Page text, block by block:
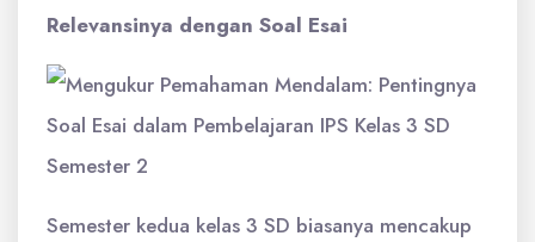
Relevansinya dengan Soal Esai
Semester kedua kelas 3 SD biasanya mencakup